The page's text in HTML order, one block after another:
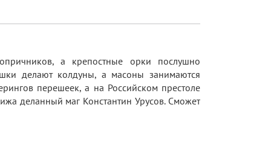
а крепостные орки послушно
делают колдуны, а масоны занимаются
перешеек, а на Российском престоле
деланный маг Константин Урусов. Сможет